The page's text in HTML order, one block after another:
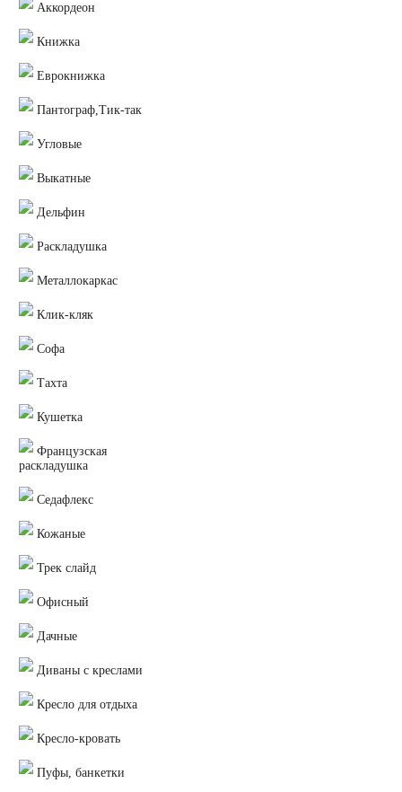
Аккордеон
Книжка
Еврокнижка
Пантограф,Тик-так
Угловые
Выкатные
Дельфин
Раскладушка
Металлокаркас
Клик-кляк
Софа
Тахта
Кушетка
Французская
раскладушка
Седафлекс
Кожаные
Трек слайд
Офисный
Дачные
Диваны с креслами
Кресло для отдыха
Кресло-кровать
Пуфы, банкетки